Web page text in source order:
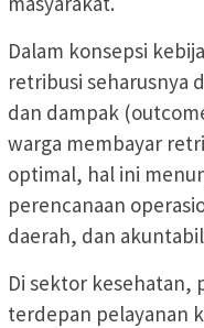
Dalam konsepsi
retribusi seharusnya
dan dampak
warga membayar
optimal, hal ini
perencanaan
daerah, dan
Di sektor kesehatan,
terdepan pelayanan